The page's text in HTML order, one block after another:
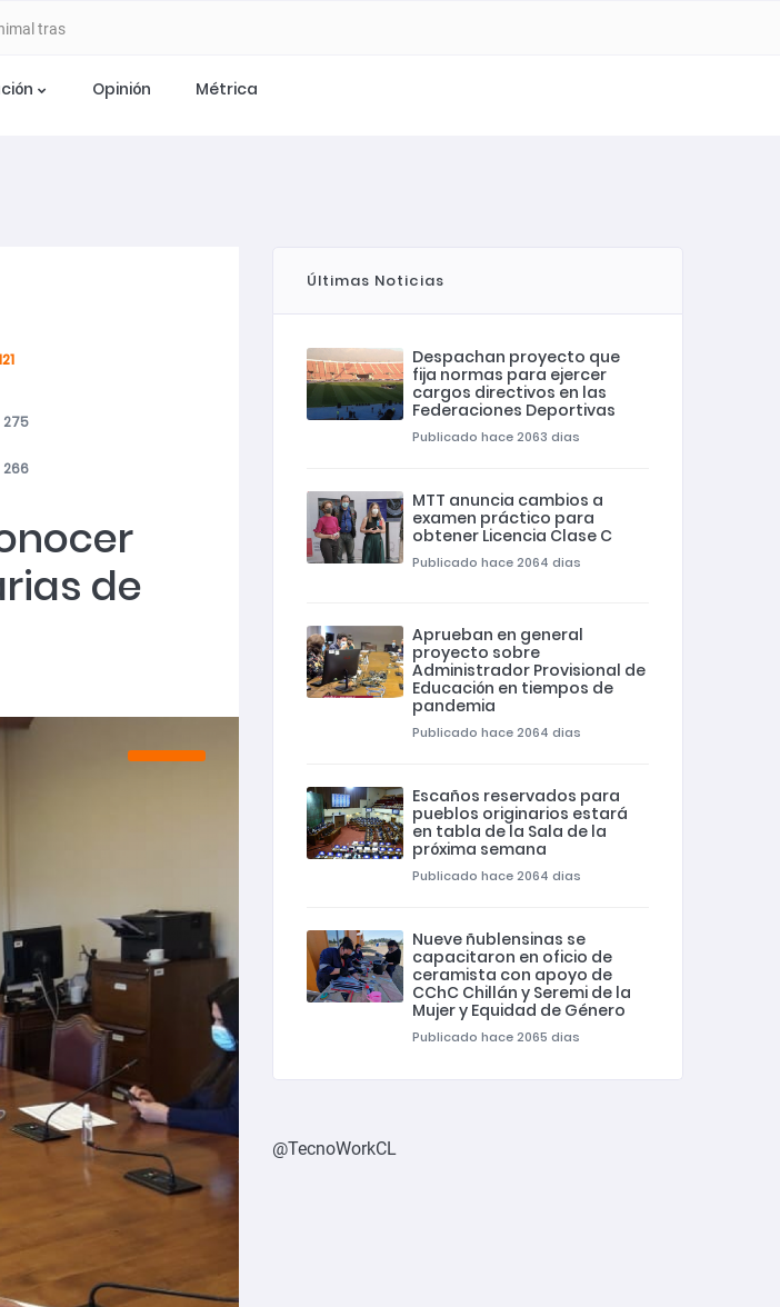
tras
de género en
y Social
2025
Opinión Métrica
private_html/conexion.phpon line
275
266
de
Últimas Noticias
Despachan proyecto que
fija normas para ejercer
cargos directivos en las
Federaciones Deportivas
Publicado hace 2063 dias
MTT anuncia cambios a
examen práctico para
obtener Licencia Clase C
Publicado hace 2064 dias
Aprueban en general
proyecto sobre
Administrador Provisional de
Educación en tiempos de
pandemia
Publicado hace 2064 dias
Escaños reservados para
pueblos originarios estará
en tabla de la Sala de la
próxima semana
Publicado hace 2064 dias
Nueve ñublensinas se
capacitaron en oficio de
ceramista con apoyo de
CChC Chillán y Seremi de la
Mujer y Equidad de Género
Publicado hace 2065 dias
@TecnoWorkCL